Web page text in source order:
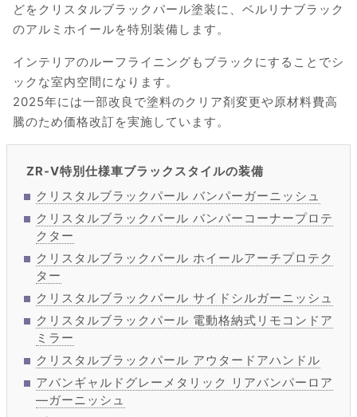
どをクリスタルブラックパール塗装に、ベルリナブラック
のアルミホイールを特別装備します。
インテリアのルーフライニングもブラックにすることでシ
ックな室内空間になります。
2025年には一部改良で塗料のクリア剤変更や原材料費高
騰のため価格改訂を実施しています。
ZR-V特別仕様車ブラックスタイルの装備
クリスタルブラックパール バンパーガーニッシュ
クリスタルブラックパール バンパーコーナープロテ
クター
クリスタルブラックパール ホイールアーチプロテク
ター
クリスタルブラックパール サイドシルガーニッシュ
クリスタルブラックパール 電動格納式リモコンドア
ミラー
クリスタルブラックパール アウタードアハンドル
アバンギャルドグレーメタリック リアバンパーロア
―ガーニッシュ